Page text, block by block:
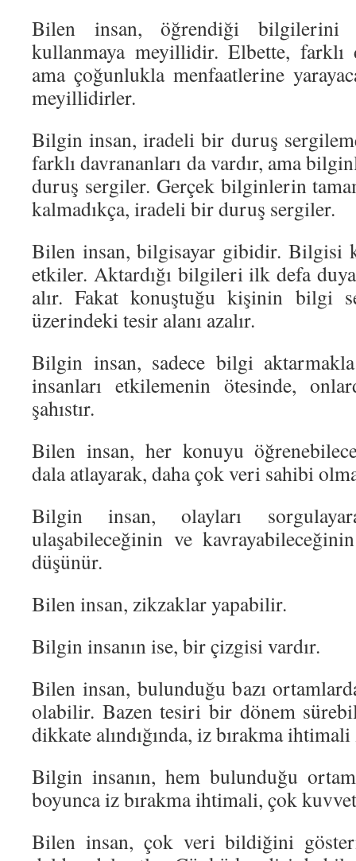
Bilen insan, öğrendiği bilgilerini
kullanmaya meyillidir. Elbette, farklı
ama çoğunlukla menfaatlerine
meyillidirler.
Bilgin insan, iradeli bir duruş
farklı davrananları da vardır, ama
duruş sergiler. Gerçek bilginlerin
kalmadıkça, iradeli bir duruş sergiler.
Bilen insan, bilgisayar gibidir. Bilgisi
etkiler. Aktardığı bilgileri ilk defa
alır. Fakat konuştuğu kişinin bilgi
üzerindeki tesir alanı azalır.
Bilgin insan, sadece bilgi
insanları etkilemenin ötesinde,
şahıstır.
Bilen insan, her konuyu
dala atlayarak, daha çok veri sahibi
Bilgin insan, olayları
ulaşabileceğinin ve
düşünür.
Bilen insan, zikzaklar yapabilir.
Bilgin insanın ise, bir çizgisi vardır.
Bilen insan, bulunduğu bazı
olabilir. Bazen tesiri bir dönem
dikkate alındığında, iz bırakma ihtimali
Bilgin insanın, hem bulunduğu
boyunca iz bırakma ihtimali, çok
Bilen insan, çok veri bildiğini